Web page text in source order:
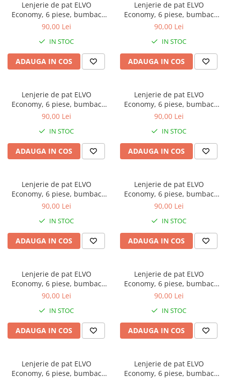
Cu dungi
Cu inimioare
Cu ursuleti
Lenjerie de pat ELVO
Economy, 6 piese, bumbac
policoton, gri, cu flori crem
90,00 Lei
IN STOC
ADAUGA IN COS
Lenjerie de pat ELVO
Economy, 6 piese, bumbac
policoton, bleu, cu flori
90,00 Lei
IN STOC
ADAUGA IN COS
Lenjerie de pat ELVO
Economy, 6 piese, bumbac
policoton, bleumarin, cu flori
90,00 Lei
IN STOC
ADAUGA IN COS
Lenjerie de pat ELVO
Economy, 6 piese, bumbac
policoton, maro, cu fluturi
90,00 Lei
IN STOC
ADAUGA IN COS
Lenjerie de pat ELVO
Economy, 6 piese, bumbac
policoton, alba, cu lalele
90,00 Lei
IN STOC
ADAUGA IN COS
Lenjerie de pat ELVO
Economy, 6 piese, bumbac
policoton, neagra, cu papadii
90,00 Lei
IN STOC
ADAUGA IN COS
Lenjerie de pat ELVO
Economy, 6 piese, bumbac
policoton, bleumarin, cu
90,00 Lei
IN STOC
ADAUGA IN COS
Lenjerie de pat ELVO
Economy, 6 piese, bumbac
policoton, crem, cu flori
90,00 Lei
IN STOC
ADAUGA IN COS
Lenjerie de pat ELVO
Economy, 6 piese, bumbac
Lenjerie de pat ELVO
Economy, 6 piese, bumbac